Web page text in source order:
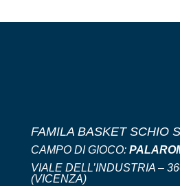
FAMILA BASKET SCHIO
CAMPO DI GIOCO:
VIALE DELL’INDUSTRIA –
(VICENZA)